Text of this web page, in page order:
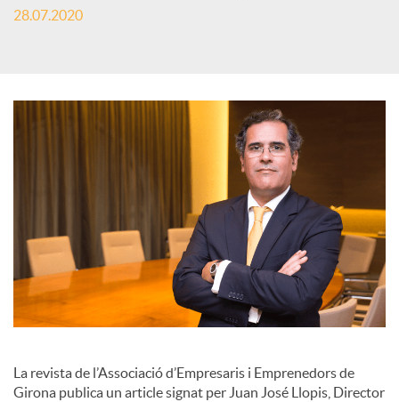
s
S
a
l
28.07.2020
La revista de l’Associació d’Empresaris i Emprenedors de
Girona publica un article signat per Juan José Llopis, Director